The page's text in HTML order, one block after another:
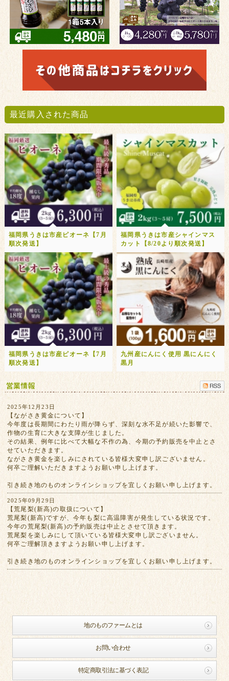
最近購入された商品
福岡県うきは市産ピオーネ【7月
順次発送】
福岡県うきは市産シャインマス
カット【8/20より順次発送】
福岡県うきは市産ピオーネ【7月
順次発送】
九州産にんにく使用 黒にんにく
黒月
2025年12月23日
【ながさき黄金について】
今年度は長期間にわたり雨が降らず、深刻な水不足が続いた影響で、
作物の生育に大きな支障が生じました。
その結果、例年に比べて大幅な不作の為、今期の予約販売を中止とさ
せていただきます。
ながさき黄金を楽しみにされている皆様大変申し訳ございません。
何卒ご理解いただきますようお願い申し上げます。
引き続き地のものオンラインショップを宜しくお願い申し上げます。
2025年09月29日
【荒尾梨(新高)の取扱について】
荒尾梨(新高)ですが、今年も梨に高温障害が発生している状況です。
今年の荒尾梨(新高)の予約販売は中止とさせて頂きます。
荒尾梨を楽しみにして頂いている皆様大変申し訳ございません。
何卒ご理解頂きますようお願い申し上げます。
引き続き地のものオンラインショップを宜しくお願い申し上げます。
地のものファームとは
お問い合わせ
特定商取引法に基づく表記